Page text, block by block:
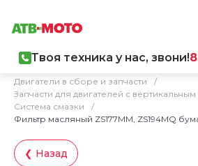
Твоя техника у нас, звони!
Двигатели в сборе и запчасти
/
Запчасти для двигателей с
Система смазки
/
Фильтр масляный ZS177MM, ZS194MQ
❮ Назад